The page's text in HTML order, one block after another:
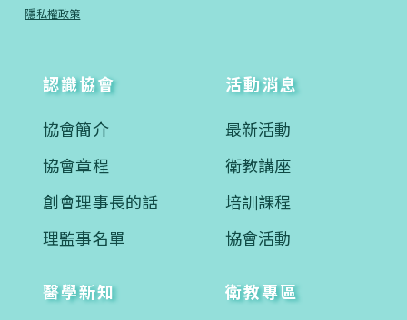
隱私權政策
認識協會
協會簡介
協會章程
創會理事長的話
理監事名單
活動消息
最新活動
衛教講座
培訓課程
協會活動
醫學新知
衛教專區